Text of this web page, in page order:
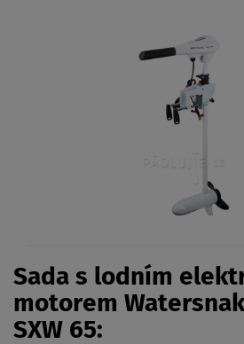
Sada s lodním
motorem
SXW 65: